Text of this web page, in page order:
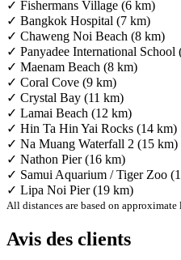
✓ Fishermans Village (6 km)
✓ Bangkok Hospital (7 km)
✓ Chaweng Noi Beach (8 km)
✓ Panyadee International School
✓ Maenam Beach (8 km)
✓ Coral Cove (9 km)
✓ Crystal Bay (11 km)
✓ Lamai Beach (12 km)
✓ Hin Ta Hin Yai Rocks (14 km)
✓ Na Muang Waterfall 2 (15 km)
✓ Nathon Pier (16 km)
✓ Samui Aquarium / Tiger Zoo
✓ Lipa Noi Pier (19 km)
All distances are based on
Avis des clients